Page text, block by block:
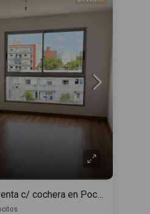
Apartamento en venta c/ cochera en Pocitos